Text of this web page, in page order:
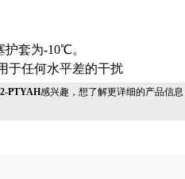
套为-10℃。
于任何水平差的干扰
PTYAH感兴趣，想了解更详细的产品信